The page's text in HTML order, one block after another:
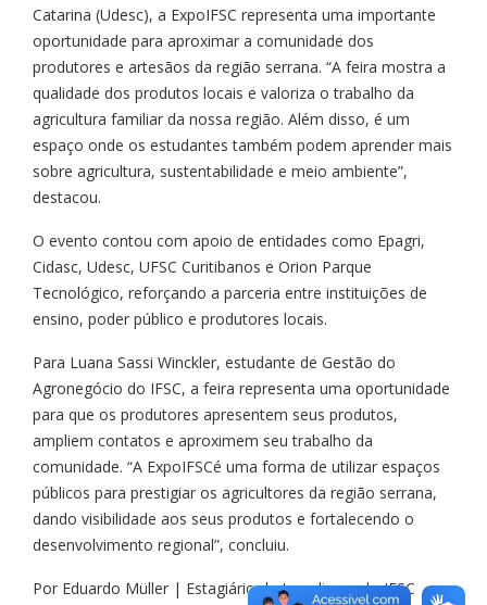
Catarina (Udesc), a ExpoIFSC representa uma importante
oportunidade para aproximar a comunidade dos
produtores e artesãos da região serrana. “A feira mostra a
qualidade dos produtos locais e valoriza o trabalho da
agricultura familiar da nossa região. Além disso, é um
espaço onde os estudantes também podem aprender mais
sobre agricultura, sustentabilidade e meio ambiente”,
destacou.
O evento contou com apoio de entidades como Epagri,
Cidasc, Udesc, UFSC Curitibanos e Orion Parque
Tecnológico, reforçando a parceria entre instituições de
ensino, poder público e produtores locais.
Para Luana Sassi Winckler, estudante de Gestão do
Agronegócio do IFSC, a feira representa uma oportunidade
para que os produtores apresentem seus produtos,
ampliem contatos e aproximem seu trabalho da
comunidade. “A ExpoIFSCé uma forma de utilizar espaços
públicos para prestigiar os agricultores da região serrana,
dando visibilidade aos seus produtos e fortalecendo o
desenvolvimento regional”, concluiu.
Por Eduardo Müller | Estagiário de Jornalismo do IFSC